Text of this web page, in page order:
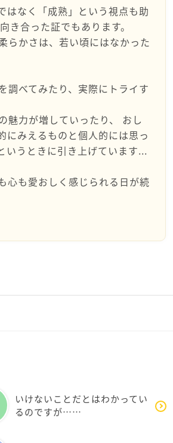
はなく「成熟」という視点も助
き合った証でもあります。
らかさは、若い頃にはなかった
調べてみたり、実際にトライす
魅力が増していったり、 おし
にみえるものと個人的には思っ
いうときに引き上げています...
心も愛おしく感じられる日が続
いけないことだとはわかってい
るのですが……